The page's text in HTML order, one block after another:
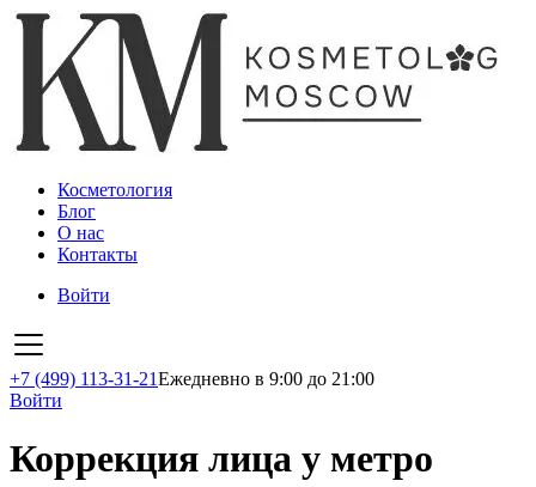
Косметология
Блог
О нас
Контакты
Войти
+7 (499) 113-31-21Ежедневно в 9:00 до 21:00
Войти
Коррекция лица у метро